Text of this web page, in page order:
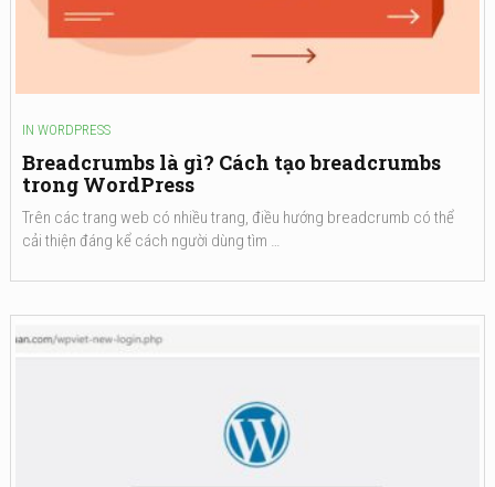
IN WORDPRESS
Breadcrumbs là gì? Cách tạo breadcrumbs
trong WordPress
Trên các trang web có nhiều trang, điều hướng breadcrumb có thể
cải thiện đáng kể cách người dùng tìm …